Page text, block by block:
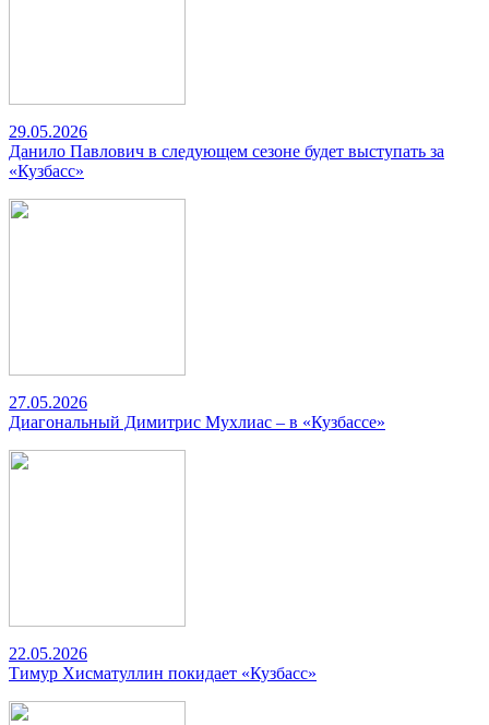
29.05.2026
Данило Павлович в следующем сезоне будет выступать за
«Кузбасс»
27.05.2026
Диагональный Димитрис Мухлиас – в «Кузбассе»
22.05.2026
Тимур Хисматуллин покидает «Кузбасс»